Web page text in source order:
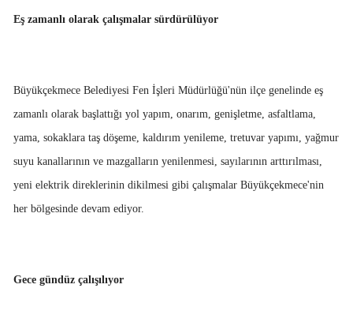
Eş zamanlı olarak çalışmalar sürdürülüyor
Büyükçekmece Belediyesi Fen İşleri Müdürlüğü'nün ilçe genelinde eş
zamanlı olarak başlattığı yol yapım, onarım, genişletme, asfaltlama,
yama, sokaklara taş döşeme, kaldırım yenileme, tretuvar yapımı, yağmur
suyu kanallarının ve mazgalların yenilenmesi, sayılarının arttırılması,
yeni elektrik direklerinin dikilmesi gibi çalışmalar Büyükçekmece'nin
her bölgesinde devam ediyor.
Gece gündüz çalışılıyor